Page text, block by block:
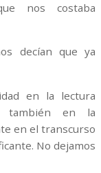
nos costaba
decían que ya
en la lectura
también en la
en el transcurso
No dejamos